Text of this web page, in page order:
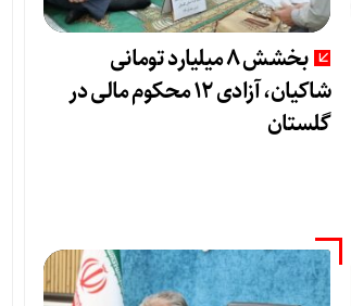
بخشش ۸ میلیارد تومانی
شاکیان، آزادی ۱۲ محکوم مالی در
گلستان